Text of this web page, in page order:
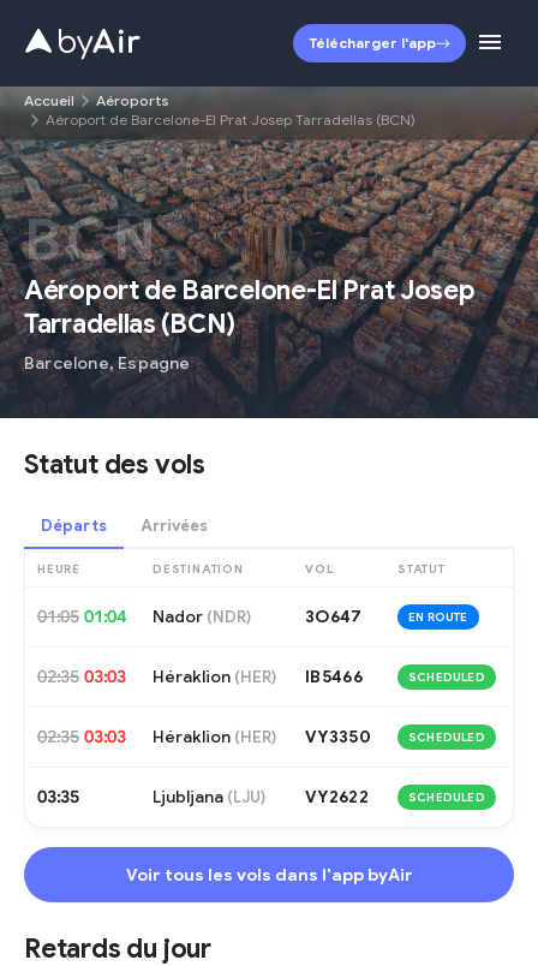
Télécharger l'app
Accueil
Aéroports
Aéroport de Barcelone-El Prat Josep Tarradellas (BCN)
BCN
Aéroport de Barcelone-El Prat Josep
Tarradellas(BCN)
Barcelone,Espagne
Statut des vols
Départs Arrivées
HEURE DESTINATION VOL STATUT
01:05 01:04 Nador (NDR) 3O647 EN ROUTE
02:35 03:03 Héraklion (HER) IB5466 SCHEDULED
02:35 03:03 Héraklion (HER) VY3350 SCHEDULED
03:35 Ljubljana (LJU) VY2622 SCHEDULED
Voir tous les vols dans l'app byAir
Retards du jour